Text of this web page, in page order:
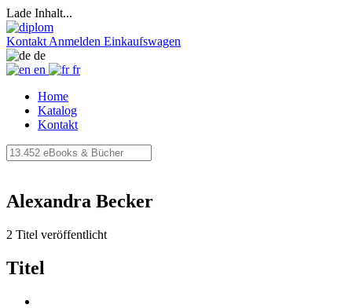
Lade Inhalt...
Kontakt Anmelden Einkaufswagen
de
en
fr
Home
Katalog
Kontakt
Alexandra Becker
2 Titel veröffentlicht
Titel